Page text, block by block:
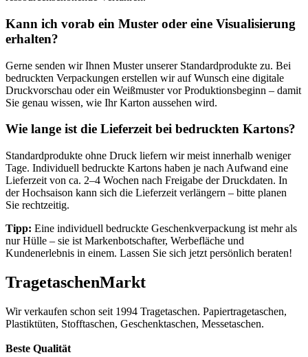
Wie lange ist die Lieferzeit bei bedruckten Kartons?
Standardprodukte ohne Druck liefern wir meist innerhalb weniger
Lieferzeit von ca. 2–4 Wochen nach Freigabe der Druckdaten. In
der Hochsaison kann sich die Lieferzeit verlängern – bitte planen
Sie rechtzeitig.
nur Hülle – sie ist Markenbotschafter, Werbefläche und
TragetaschenMarkt
Wir verkaufen schon seit 1994 Tragetaschen. Papiertragetaschen,
Plastiktüten, Stofftaschen, Geschenktaschen, Messetaschen.
Beste Qualität
> kurze Lieferzeiten
> Rabatte bei Selbstabholung
> kein Mindestbestellwert